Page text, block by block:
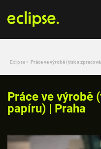
Eclipse » Práce ve výrobě (tisk a
Práce ve výrobě
papíru) | Praha